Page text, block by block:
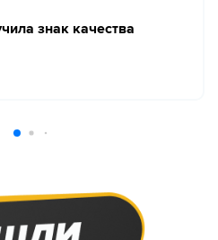
знак качества